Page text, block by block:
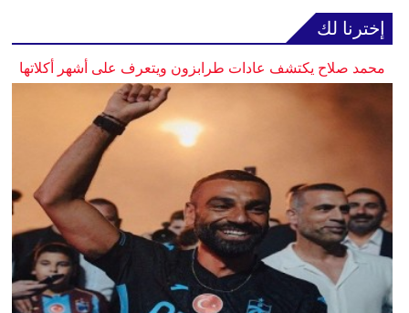
إخترنا لك
محمد صلاح يكتشف عادات طرابزون ويتعرف على أشهر أكلاتها